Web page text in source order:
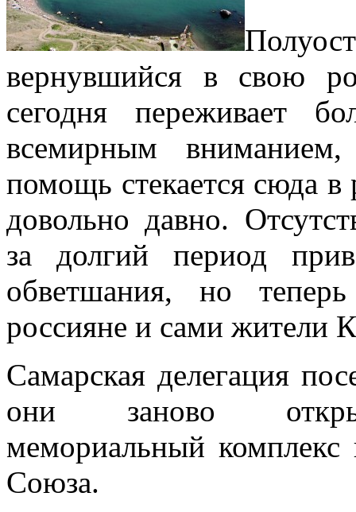
вернувшийся в свою
сегодня переживает
всемирным вниманием,
помощь стекается сюда
довольно давно.
за долгий период
обветшания, но
россияне и сами жители
Самарская делегация
они заново
мемориальный комплекс
Союза.